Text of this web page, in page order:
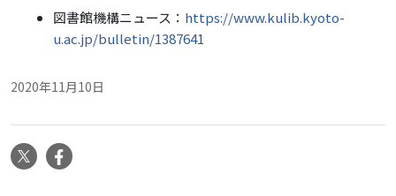
図書館機構ニュース： https://www.kulib.kyoto-
u.ac.jp/bulletin/1387641
2020年11月10日
X